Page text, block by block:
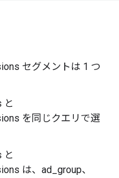
セグメントは 1 つ
と
を同じクエリで選
と
は、ad_group、